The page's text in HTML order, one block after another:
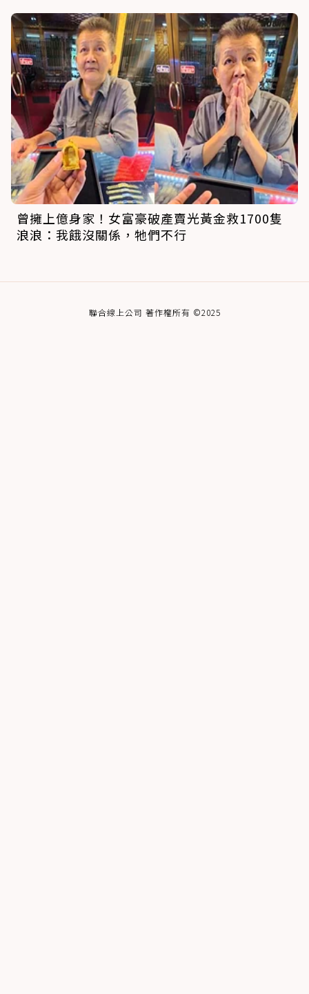
曾擁上億身家！女富豪破產賣光黃金救1700隻
浪浪：我餓沒關係，牠們不行
聯合線上公司 著作權所有 ©2025